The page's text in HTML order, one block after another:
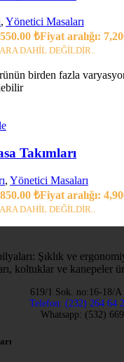
, Yönetici Masaları
₺Fiyat aralığı:
DAHİL DEĞİLDİR..
birden fazla
Takımları
, Yönetici Masaları
₺Fiyat aralığı:
DAHİL DEĞİLDİR..
Şıklık ve
koltuklar ve kanepeler
619/1 Sok. no:16-18/
Telefon: (232) 264 64
Whatsapp: (532) 669